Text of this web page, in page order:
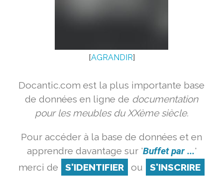
[AGRANDIR]
Docantic.com est la plus importante base
de données en ligne de documentation
pour les meubles du XXème siècle.
Pour accéder à la base de données et en
apprendre davantage sur 'Buffet par ...'
merci de
S'IDENTIFIER ou S'INSCRIRE